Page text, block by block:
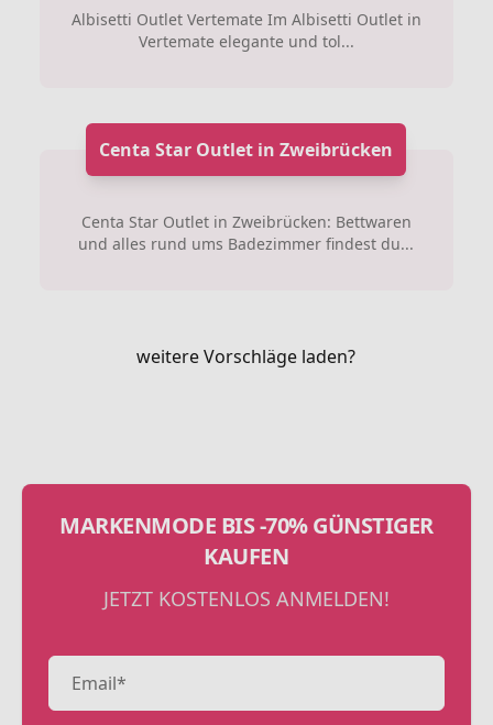
Albisetti Outlet Vertemate Im Albisetti Outlet in
Vertemate elegante und tol...
Centa Star Outlet in Zweibrücken
Centa Star Outlet in Zweibrücken: Bettwaren
und alles rund ums Badezimmer findest du...
weitere Vorschläge laden?
MARKENMODE BIS -70% GÜNSTIGER
KAUFEN
JETZT KOSTENLOS ANMELDEN!